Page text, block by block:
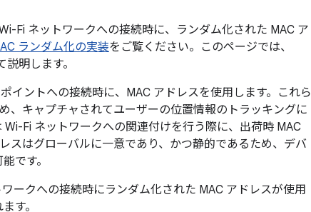
Fi ネットワークへの接続時に、ランダム化された MAC ア
ランダム化の実装をご覧ください。このページでは、
明します。
イントへの接続時に、MAC アドレスを使用します。これら
、キャプチャされてユーザーの位置情報のトラッキングに
Fi ネットワークへの関連付けを行う際に、出荷時 MAC
スはグローバルに一意であり、かつ静的であるため、デバ
です。
ークへの接続時にランダム化された MAC アドレスが使用
す。